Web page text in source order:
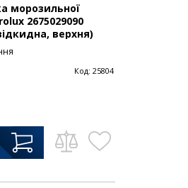
морозильної
2675029090
верхня)
Код: 25804